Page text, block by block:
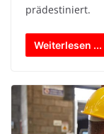
prädestiniert.
Weiterlesen ...